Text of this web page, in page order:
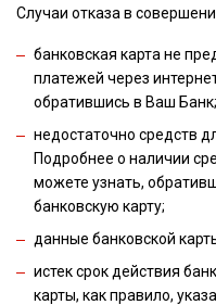
Случаи отказа в
банковская карта не
платежей через
обратившись в Ваш Банк;
недостаточно средств
Подробнее о наличии
можете узнать,
банковскую карту;
данные банковской
истек срок действия
карты, как правило,